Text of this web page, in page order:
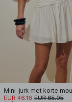
EUR 46.16 EUR 65.95